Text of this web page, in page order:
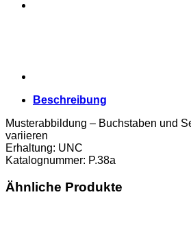
Beschreibung
Musterabbildung – Buchstaben und
variieren
Erhaltung: UNC
Katalognummer: P.38a
Ähnliche Produkte